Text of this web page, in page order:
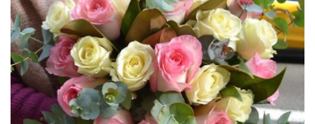
100,00€